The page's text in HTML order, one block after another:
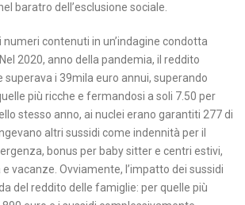
baratro dell’esclusione sociale.
contenuti in un’indagine condotta
. Nel 2020, anno della pandemia, il reddito
i 39mila euro annui, superando
più ricche e fermandosi a soli 7.50 per
stesso anno, ai nuclei erano garantiti 277 di
altri sussidi come indennità per il
bonus per baby sitter e centri estivi,
vacanze. Ovviamente, l’impatto dei sussidi
del reddito delle famiglie: per quelle più